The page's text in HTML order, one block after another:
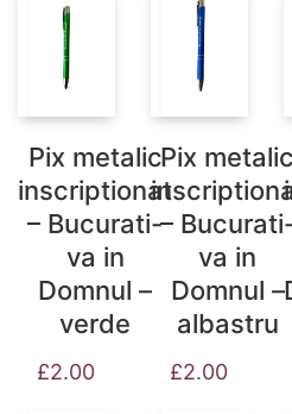
Pix metalic
inscriptionat
– Bucurati-
va in
Domnul –
verde
£2.00
Pix
–
va in
Domnul –
albastru
£2.00